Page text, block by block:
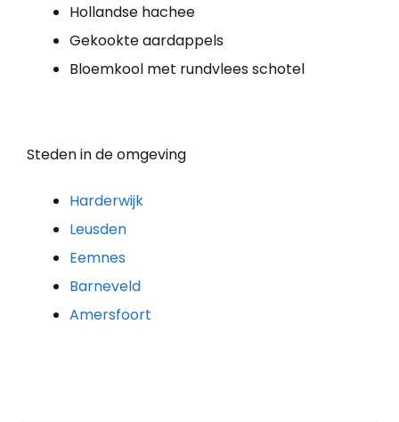
Hollandse hachee
Gekookte aardappels
Bloemkool met rundvlees schotel
Steden in de omgeving
Harderwijk
Leusden
Eemnes
Barneveld
Amersfoort